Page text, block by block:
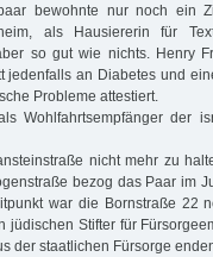
bewohnte nur noch ein
als Hausiererin für
so gut wie nichts. Henry
jedenfalls an Diabetes und
Probleme attestiert.
Wohlfahrtsempfänger der
nicht mehr zu
bezog das Paar im
war die Bornstraße 22
Stifter für
der staatlichen Fürsorge